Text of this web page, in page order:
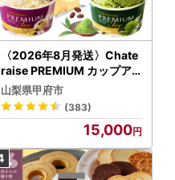
団体の指定について】
臣通知「ふるさと納税の
て（通知）」にて、地方税
条の2第2項及び第314条の
納税の対象となる地方団体
から令和8年9月30日まで
〈2026年8月発送〉Chate
raise PREMIUM カップア
イス 詰合せ 4種 24個 アイ
ス
山梨県甲府市
(383)
15,000